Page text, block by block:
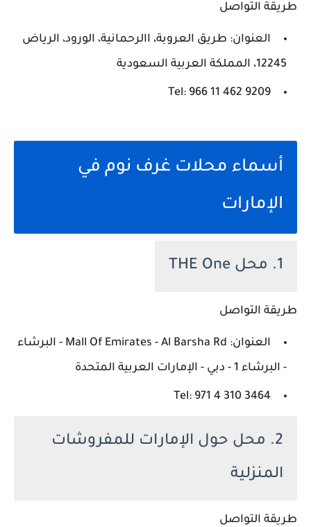
طريقة التواصل
العنوان: طريق العروبة، االرحمانية، الورود، الرياض
12245، المملكة العربية السعودية
Tel: ‪966 11 462 9209‬‏
أسماء محلات غرف نوم في
الإمارات
1. محل THE One
طريقة التواصل
العنوان: Mall Of Emirates - Al Barsha Rd - البرشاء
- البرشاء 1 - دبي - الإمارات العربية المتحدة
Tel: ‪971 4 310 3464‬‏
2. محل حول الإمارات للمفروشات
المنزلية
طريقة التواصل